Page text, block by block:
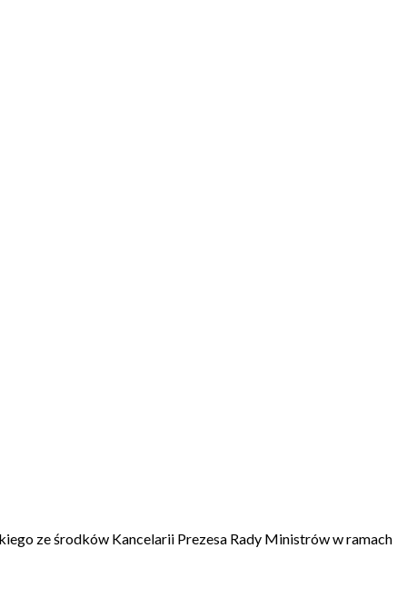
ze środków Kancelarii Prezesa Rady Ministrów w ramach